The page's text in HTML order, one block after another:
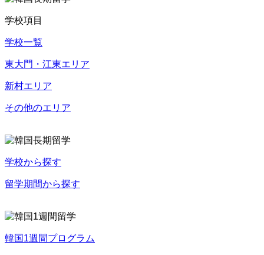
学校項目
学校一覧
東大門・江東エリア
新村エリア
その他のエリア
学校から探す
留学期間から探す
韓国1週間プログラム